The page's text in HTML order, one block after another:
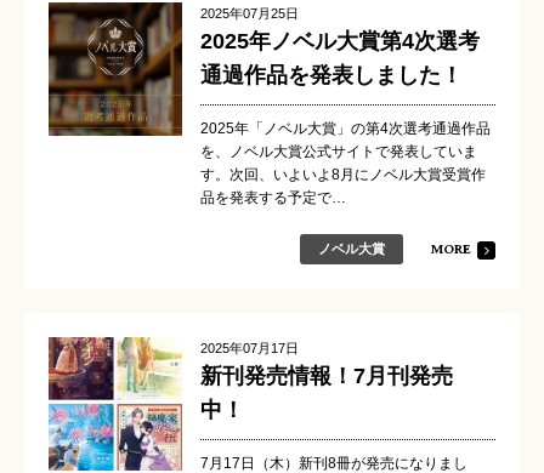
2025年07月25日
2025年ノベル大賞第4次選考
通過作品を発表しました！
2025年「ノベル大賞」の第4次選考通過作品
を、ノベル大賞公式サイトで発表していま
す。次回、いよいよ8月にノベル大賞受賞作
品を発表する予定で…
ノベル大賞 MORE
2025年07月17日
新刊発売情報！7月刊発売
中！
7月17日（木）新刊8冊が発売になりまし